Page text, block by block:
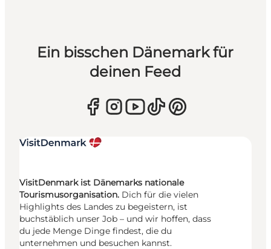
Ein bisschen Dänemark für
deinen Feed
VisitDenmark ist Dänemarks nationale
Tourismusorganisation. Dich für die vielen
Highlights des Landes zu begeistern, ist
buchstäblich unser Job – und wir hoffen, dass
du jede Menge Dinge findest, die du
unternehmen und besuchen kannst.